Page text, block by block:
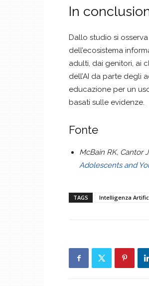
In
Dallo studio si
dell’ecosistema
adulti, dai genitori, ai
dell’AI da parte degli
educazione per un
basati sulle evidenze.
Fonte
McBain RK, Cantor
Adolescents and
TAGS Intelligenza